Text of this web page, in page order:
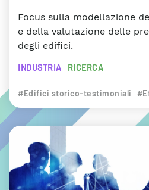
Focus sulla modellazione
e della valutazione delle
degli edifici.
INDUSTRIA RICERCA
#Edifici storico-testimoniali